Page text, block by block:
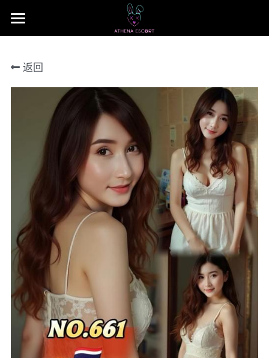
JB Area 全新山
所有商品分类
本地 台湾 中国 日本
Nusa Bestari 1
Nusa Bestari 2
Nusa Bestari 3
Nusa Bestari 4
Nusa Bestara 5
Bukit Indah 1
Bukit Indah 2
Bukit Indah 3
小姐评价
联系我们 Contact US
提早预定包夜
返回
商品分类
本地 台湾 中国 日本